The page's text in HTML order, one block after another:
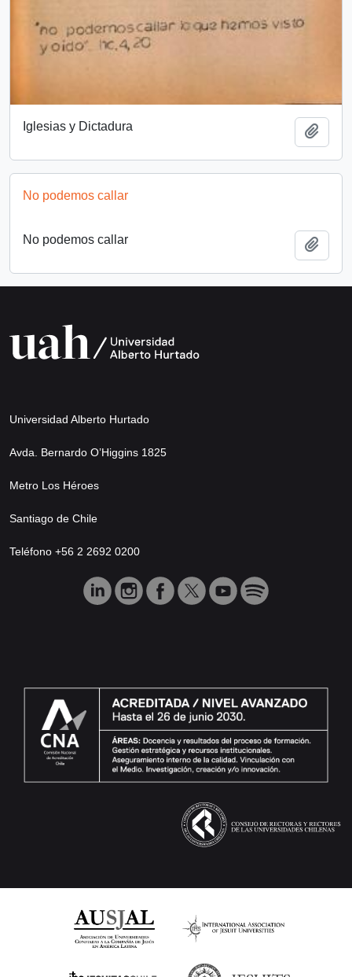
Iglesias y Dictadura
No podemos callar
No podemos callar
Universidad Alberto Hurtado
Avda. Bernardo O’Higgins 1825
Metro Los Héroes
Santiago de Chile
Teléfono +56 2 2692 0200